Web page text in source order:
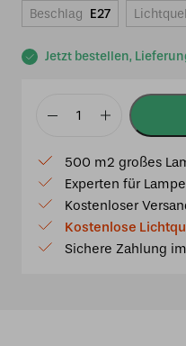
Jetzt bestellen,
Beschlag E27
Doppelspot
mit
Rising
Sun
Small
–
500 m2 großes
Experten für
Kostenloser
Kostenlose
Sichere Zahlung